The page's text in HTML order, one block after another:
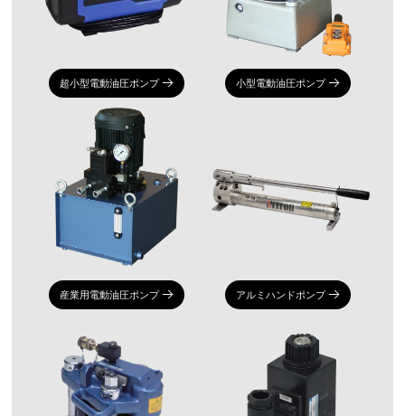
超小型電動油圧ポンプ 小型電動油圧ポンプ
産業用電動油圧ポンプ アルミハンドポンプ